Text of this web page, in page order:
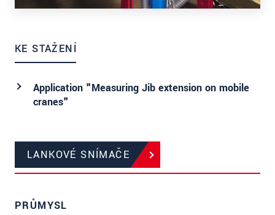
KE STAŽENÍ
Application "Measuring Jib extension on mobile
cranes"
LANKOVÉ SNÍMAČE
PRŮMYSL